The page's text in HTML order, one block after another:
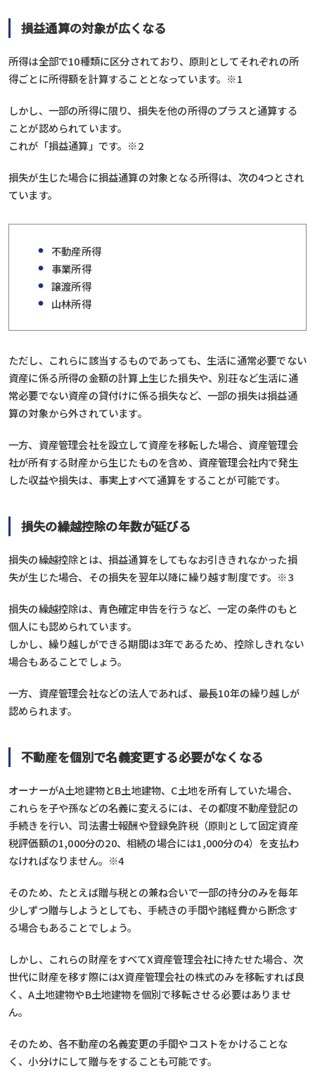
損益通算の対象が広くなる
所得は全部で10種類に区分されており、原則としてそれぞれの所
得ごとに所得額を計算することとなっています。※1
しかし、一部の所得に限り、損失を他の所得のプラスと通算する
ことが認められています。
これが「損益通算」です。※2
損失が生じた場合に損益通算の対象となる所得は、次の4つとされ
ています。
不動産所得
事業所得
譲渡所得
山林所得
ただし、これらに該当するものであっても、生活に通常必要でない
資産に係る所得の金額の計算上生じた損失や、別荘など生活に通
常必要でない資産の貸付けに係る損失など、一部の損失は損益通
算の対象から外されています。
一方、資産管理会社を設立して資産を移転した場合、資産管理会
社が所有する財産から生じたものを含め、資産管理会社内で発生
した収益や損失は、事実上すべて通算をすることが可能です。
損失の繰越控除の年数が延びる
損失の繰越控除とは、損益通算をしてもなお引ききれなかった損
失が生じた場合、その損失を翌年以降に繰り越す制度です。※3
損失の繰越控除は、青色確定申告を行うなど、一定の条件のもと
個人にも認められています。
しかし、繰り越しができる期間は3年であるため、控除しきれない
場合もあることでしょう。
一方、資産管理会社などの法人であれば、最長10年の繰り越しが
認められます。
不動産を個別で名義変更する必要がなくなる
オーナーがA土地建物とB土地建物、C土地を所有していた場合、
これらを子や孫などの名義に変えるには、その都度不動産登記の
手続きを行い、司法書士報酬や登録免許税（原則として固定資産
税評価額の1,000分の20、相続の場合には1,000分の4）を支払わ
なければなりません。※4
そのため、たとえば贈与税との兼ね合いで一部の持分のみを毎年
少しずつ贈与しようとしても、手続きの手間や諸経費から断念す
る場合もあることでしょう。
しかし、これらの財産をすべてX資産管理会社に持たせた場合、次
世代に財産を移す際にはX資産管理会社の株式のみを移転すれば良
く、A土地建物やB土地建物を個別で移転させる必要はありませ
ん。
そのため、各不動産の名義変更の手間やコストをかけることな
く、小分けにして贈与をすることも可能です。